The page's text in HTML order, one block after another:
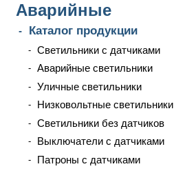
Аварийные
Каталог продукции
Светильники с датчиками
Аварийные светильники
Уличные светильники
Низковольтные светильники
Светильники без датчиков
Выключатели с датчиками
Патроны с датчиками